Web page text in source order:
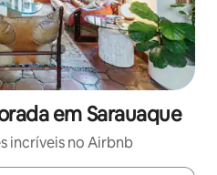
em Sarauaque
incríveis no Airbnb